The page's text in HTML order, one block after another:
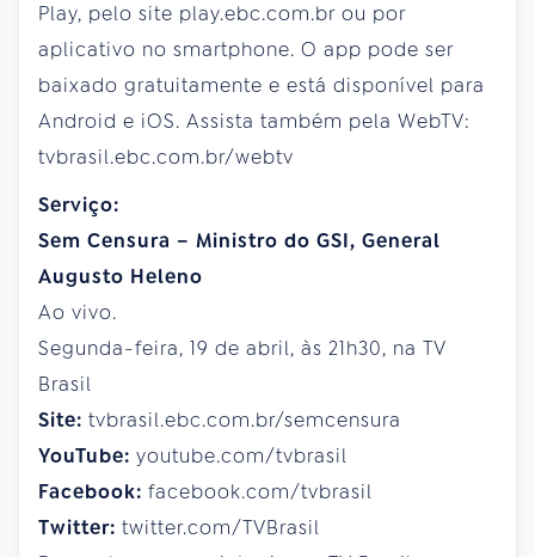
Play, pelo site play.ebc.com.br ou por
aplicativo no smartphone. O app pode ser
baixado gratuitamente e está disponível para
Android e iOS. Assista também pela WebTV:
tvbrasil.ebc.com.br/webtv
Serviço:
Sem Censura – Ministro do GSI, General
Augusto Heleno
Ao vivo.
Segunda-feira, 19 de abril, às 21h30, na TV
Brasil
Site: tvbrasil.ebc.com.br/semcensura
YouTube: youtube.com/tvbrasil
Facebook: facebook.com/tvbrasil
Twitter: twitter.com/TVBrasil